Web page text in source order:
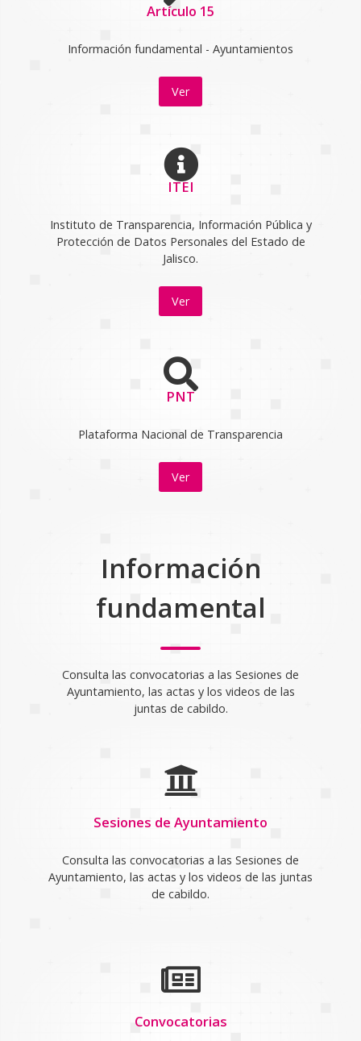
Artículo 15
Información fundamental - Ayuntamientos
Ver
ITEI
Instituto de Transparencia, Información Pública y
Protección de Datos Personales del Estado de
Jalisco.
Ver
PNT
Plataforma Nacional de Transparencia
Ver
Información
fundamental
Consulta las convocatorias a las Sesiones de
Ayuntamiento, las actas y los videos de las
juntas de cabildo.
Sesiones de Ayuntamiento
Consulta las convocatorias a las Sesiones de
Ayuntamiento, las actas y los videos de las juntas
de cabildo.
Convocatorias